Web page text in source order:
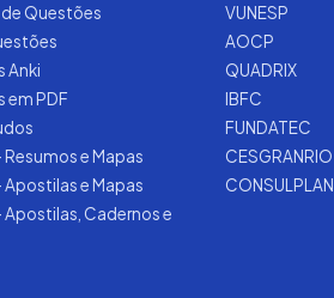
Questões
Anki
em PDF
e Mapas
e Mapas
Cadernos e
VUNESP
AOCP
QUADRIX
IBFC
FUNDATEC
CESGRANRIO
CONSULPLAN